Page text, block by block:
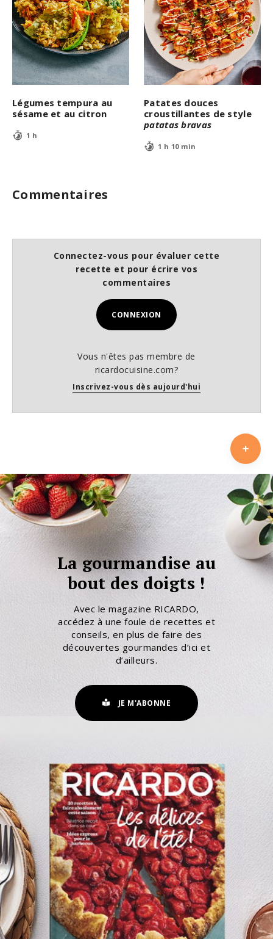
Légumes tempura au
sésame et au citron
1 h
Patates douces
croustillantes de style
patatas bravas
1 h 10 min
Commentaires
Connectez-vous pour évaluer cette
recette et pour écrire vos
commentaires
CONNEXION
Vous n'êtes pas membre de
ricardocuisine.com?
Inscrivez-vous dès aujourd'hui
La gourmandise au
bout des doigts !
Avec le magazine RICARDO,
accédez à une foule de recettes et
conseils, en plus de faire des
découvertes gourmandes d’ici et
d’ailleurs.
JE M'ABONNE